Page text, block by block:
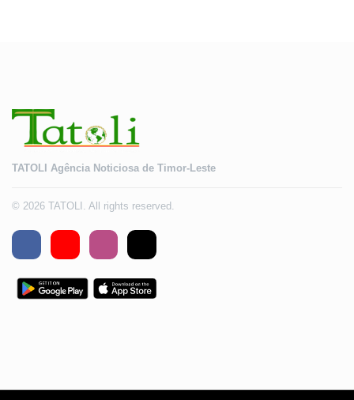
TATOLI Agência Noticiosa de Timor-Leste
© 2026 TATOLI. All rights reserved.